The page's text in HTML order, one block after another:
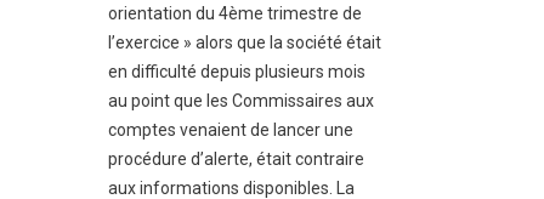
orientation du 4ème trimestre de
l’exercice » alors que la société était
en difficulté depuis plusieurs mois
au point que les Commissaires aux
comptes venaient de lancer une
procédure d’alerte, était contraire
aux informations disponibles. La